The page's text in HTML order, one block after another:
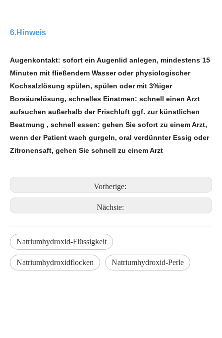
6.Hinweis
Augenkontakt: sofort ein Augenlid anlegen, mindestens 15
Minuten mit fließendem Wasser oder physiologischer
Kochsalzlösung spülen, spülen oder mit 3%iger
Borsäurelösung, schnelles Einatmen: schnell einen Arzt
aufsuchen außerhalb der Frischluft ggf. zur künstlichen
Beatmung , schnell essen: gehen Sie sofort zu einem Arzt,
wenn der Patient wach gurgeln, oral verdünnter Essig oder
Zitronensaft, gehen Sie schnell zu einem Arzt
Vorherige:
Nächste:
Natriumhydroxid-Flüssigkeit
Natriumhydroxidflocken Natriumhydroxid-Perle